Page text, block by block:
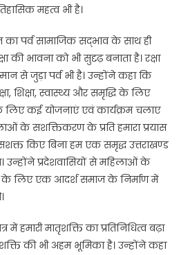
महत्व भी है।
का पर्व सामाजिक सद्भाव के साथ ही
की भावना को भी सुदृढ़ बनाता है। रक्षा
से जुड़ा पर्व भी है। उन्होंने कहा कि
शिक्षा, स्वास्थ्य और समृद्धि के लिए
कई योजनाएं एवं कार्यक्रम चलाए
के सशक्तिकरण के प्रति हमारा प्रयास
किए बिना हम एक समृद्ध उत्तराखण्ड
प्रदेशवासियों से महिलाओं के
लिए एक आदर्श समाज के निर्माण में
हमारी मातृशक्ति का प्रतिनिधित्व बढ़ा
की भी अहम भूमिका है। उन्होंने कहा